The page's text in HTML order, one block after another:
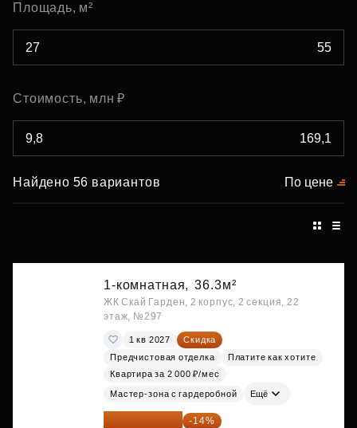
Площадь, м²
Стоимость, млн ₽
Найдено 56 вариантов По цене
1-комнатная, 36.3м²
ЖК Скай Гарден, 2 корпус, 2 секция, 22
этаж, №297
1 кв 2027
Скидка
Предчистовая отделка
Платите как хотите
Квартира за 2 000 ₽/мес
Мастер-зона с гардеробной Ещё
18 559 101 ₽ -14%